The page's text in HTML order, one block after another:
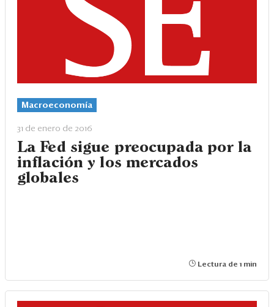
Sectores y Empresas
Economía y Finanzas
Blogs
Ranking CEO
Macroeconomía
31 de enero de 2016
La Fed sigue preocupada por la
inflación y los mercados
globales
Lectura de 1 min